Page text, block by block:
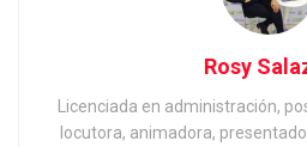
Rosy
Licenciada en administración,
locutora, animadora,